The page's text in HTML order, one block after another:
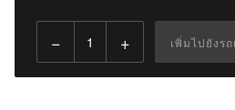
Qty:
ไป
− + เพิ่มไปยังร